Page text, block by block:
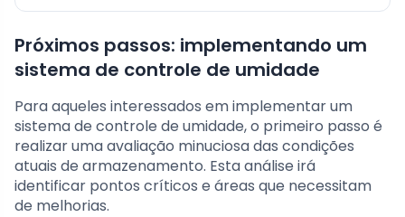
Próximos passos: implementando um
sistema de controle de umidade
Para aqueles interessados em implementar um
sistema de controle de umidade, o primeiro passo é
realizar uma avaliação minuciosa das condições
atuais de armazenamento. Esta análise irá
identificar pontos críticos e áreas que necessitam
de melhorias.